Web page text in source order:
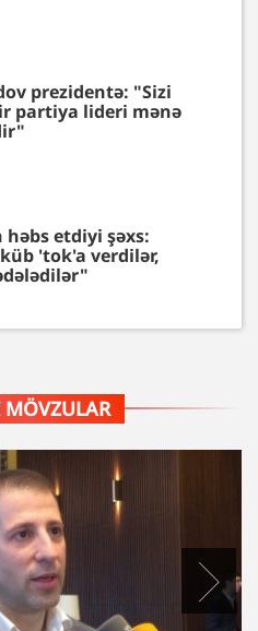
prezidentə: "Sizi
partiya lideri mənə
etdiyi şəxs:
'tok'a verdilər,